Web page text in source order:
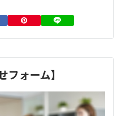
フォーム】